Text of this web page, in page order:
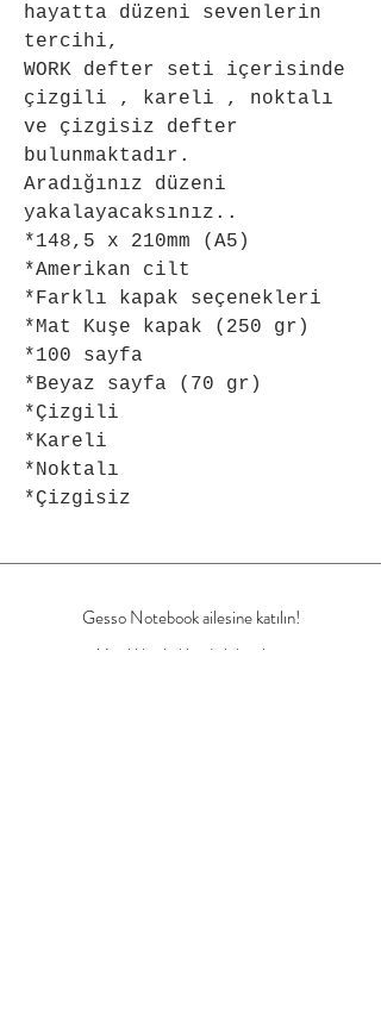
hayatta düzeni sevenlerin
tercihi,
WORK defter seti içerisinde
çizgili , kareli , noktalı
ve çizgisiz defter
bulunmaktadır.
Aradığınız düzeni
yakalayacaksınız..
*148,5 x 210mm (A5)
*Amerikan cilt
*Farklı kapak seçenekleri
*Mat Kuşe kapak (250 gr)
*100 sayfa
*Beyaz sayfa (70 gr)
*Çizgili
*Kareli
*Noktalı
*Çizgisiz
Gesso Notebook ailesine katılın!
Yenilikler hakkında bilgi alın..